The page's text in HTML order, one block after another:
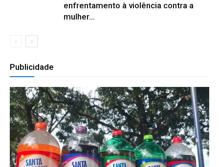
enfrentamento à violência contra a
mulher...
Publicidade